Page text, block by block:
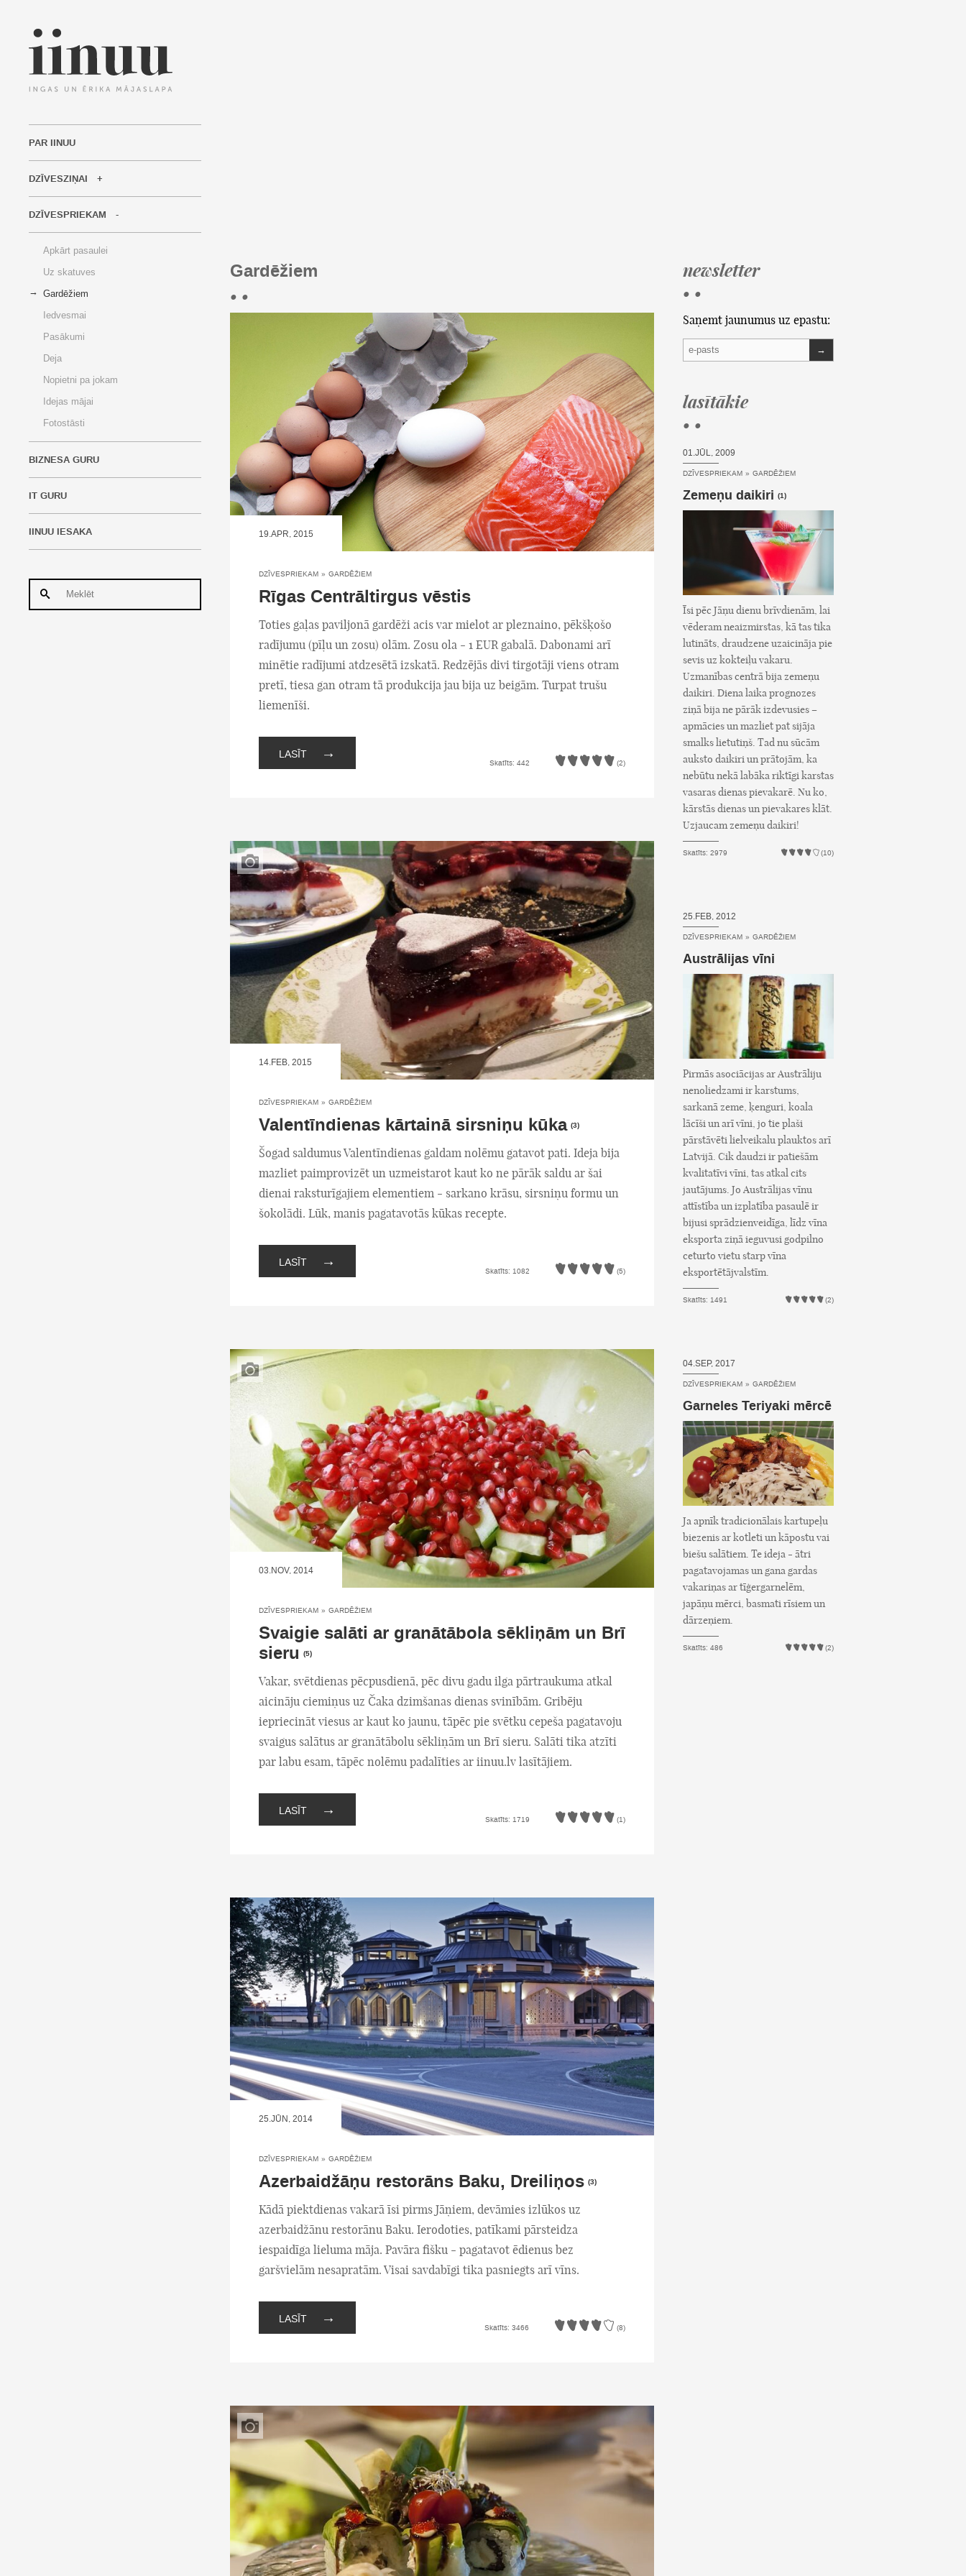
PAR IINUU
DZĪVESZIŅAI
DZĪVESPRIEKAM
Apkārt pasaulei
Uz skatuves
Gardēžiem
Iedvesmai
Pasākumi
Deja
Nopietni pa jokam
Idejas mājai
Fotostāsti
BIZNESA GURU
IT GURU
IINUU IESAKA
Gardēžiem
• •
19.APR, 2015
DZĪVESPRIEKAM » GARDĒŽIEM
Rīgas Centrāltirgus vēstis
Toties gaļas paviljonā gardēži acis var mielot ar pleznaino, pēkšķošo
radījumu (pīļu un zosu) olām. Zosu ola - 1 EUR gabalā. Dabonami arī
minētie radījumi atdzesētā izskatā. Redzējās divi tirgotāji viens otram
pretī, tiesa gan otram tā produkcija jau bija uz beigām. Turpat trušu
liemenīši.
LASĪT →
Skatīts: 442 (2)
14.FEB, 2015
DZĪVESPRIEKAM » GARDĒŽIEM
Valentīndienas kārtainā sirsniņu kūka (3)
Šogad saldumus Valentīndienas galdam nolēmu gatavot pati. Ideja bija
mazliet paimprovizēt un uzmeistarot kaut ko ne pārāk saldu ar šai
dienai raksturīgajiem elementiem - sarkano krāsu, sirsniņu formu un
šokolādi. Lūk, manis pagatavotās kūkas recepte.
LASĪT →
Skatīts: 1082 (5)
03.NOV, 2014
DZĪVESPRIEKAM » GARDĒŽIEM
Svaigie salāti ar granātābola sēkliņām un Brī
sieru (5)
Vakar, svētdienas pēcpusdienā, pēc divu gadu ilga pārtraukuma atkal
aicināju ciemiņus uz Čaka dzimšanas dienas svinībām. Gribēju
iepriecināt viesus ar kaut ko jaunu, tāpēc pie svētku cepeša pagatavoju
svaigus salātus ar granātābolu sēkliņām un Brī sieru. Salāti tika atzīti
par labu esam, tāpēc nolēmu padalīties ar iinuu.lv lasītājiem.
LASĪT →
Skatīts: 1719 (1)
25.JŪN, 2014
DZĪVESPRIEKAM » GARDĒŽIEM
Azerbaidžāņu restorāns Baku, Dreiliņos (3)
Kādā piektdienas vakarā īsi pirms Jāņiem, devāmies izlūkos uz
azerbaidžānu restorānu Baku. Ierodoties, patīkami pārsteidza
iespaidīga lieluma māja. Pavāra fišku - pagatavot ēdienus bez
garšvielām nesapratām. Visai savdabīgi tika pasniegts arī vīns.
LASĪT →
Skatīts: 3466 (8)
newsletter
• •
Saņemt jaunumus uz epastu:
→
lasītākie
• •
01.JŪL, 2009
DZĪVESPRIEKAM » GARDĒŽIEM
Zemeņu daikiri (1)
Īsi pēc Jāņu dienu brīvdienām, lai
vēderam neaizmirstas, kā tas tika
lutināts, draudzene uzaicināja pie
sevis uz kokteiļu vakaru.
Uzmanības centrā bija zemeņu
daikiri. Diena laika prognozes
ziņā bija ne pārāk izdevusies –
apmācies un mazliet pat sijāja
smalks lietutiņš. Tad nu sūcām
auksto daikiri un prātojām, ka
nebūtu nekā labāka riktīgi karstas
vasaras dienas pievakarē. Nu ko,
kārstās dienas un pievakares klāt.
Uzjaucam zemeņu daikiri!
Skatīts: 2979 (10)
25.FEB, 2012
DZĪVESPRIEKAM » GARDĒŽIEM
Austrālijas vīni
Pirmās asociācijas ar Austrāliju
nenoliedzami ir karstums,
sarkanā zeme, ķenguri, koala
lācīši un arī vīni, jo tie plaši
pārstāvēti lielveikalu plauktos arī
Latvijā. Cik daudzi ir patiešām
kvalitatīvi vīni, tas atkal cits
jautājums. Jo Austrālijas vīnu
attīstība un izplatība pasaulē ir
bijusi sprādzienveidīga, līdz vīna
eksporta ziņā ieguvusi godpilno
ceturto vietu starp vīna
eksportētājvalstīm.
Skatīts: 1491 (2)
04.SEP, 2017
DZĪVESPRIEKAM » GARDĒŽIEM
Garneles Teriyaki mērcē
Ja apnīk tradicionālais kartupeļu
biezenis ar kotleti un kāpostu vai
biešu salātiem. Te ideja - ātri
pagatavojamas un gana gardas
vakariņas ar tīģergarnelēm,
japāņu mērci, basmati rīsiem un
dārzeņiem.
Skatīts: 486 (2)